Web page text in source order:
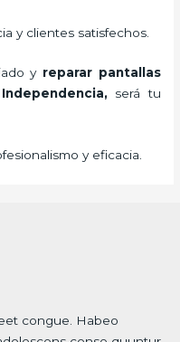
y clientes satisfechos.
y reparar pantallas
será tu
y eficacia.
congue. Habeo